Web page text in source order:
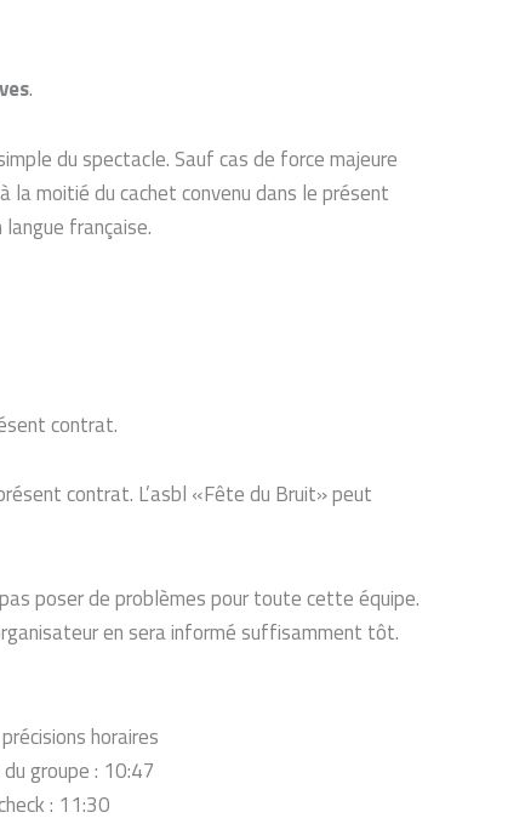
.
du spectacle. Sauf cas de force majeure
moitié du cachet convenu dans le présent
française.
contrat.
contrat. L’asbl «Fête du Bruit» peut
poser de problèmes pour toute cette équipe.
en sera informé suffisamment tôt.
horaires
groupe : 10:47
: 11:30